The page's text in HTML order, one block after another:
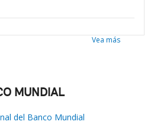
Vea más
MUNDIAL
del Banco Mundial